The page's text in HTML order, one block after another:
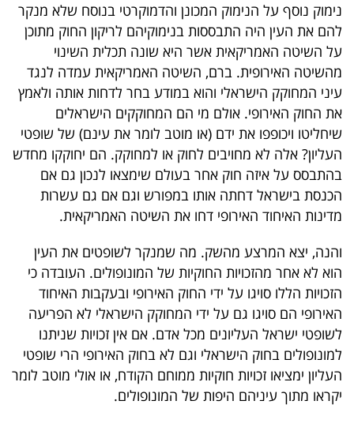
נימוק נוסף על הנימוק המכונן והדמוקרטי בנוסח שלא מנקר
להם את העין היה התבססות בנימוקיהם לריקון החוק מתוכן
על השיטה האמריקאית אשר היא שונה תכלית השינוי
מהשיטה האירופית. ברם, השיטה האמריקאית עמדה לנגד
עיני המחוקק הישראלי והוא במודע בחר לדחות אותה ולאמץ
את החוק האירופי. אולם מי הם המחוקקים הישראלים
שיחליטו ויכופפו את ידם (או מוטב לומר את עינם) של שופטי
העליון? אלה לא מחויבים לחוק או למחוקק. הם יחוקקו מחדש
בהתבסס על איזה חוק אחר בעולם שימצאו לנכון גם אם
הכנסת בישראל דחתה אותו במפורש וגם אם גם עשרות
מדינות האיחוד האירופי דחו את השיטה האמריקאית.
והנה, יצא המרצע מהשק. מה שמנקר לשופטים את העין
הוא לא אחר מהזכויות החוקיות של המונופולים. העובדה כי
הזכויות הללו סויגו על ידי החוק האירופי ובעקבות האיחוד
האירופי הם סויגו גם על ידי המחוקק הישראלי לא הפריעה
לשופטי ישראל העליונים מכל אדם. אם אין זכויות שניתנו
למונופולים בחוק הישראלי וגם לא בחוק האירופי הרי שופטי
העליון ימציאו זכויות חוקיות ממוחם הקודח, או אולי מוטב לומר
יקראו מתוך עיניהם היפות של המונופולים.